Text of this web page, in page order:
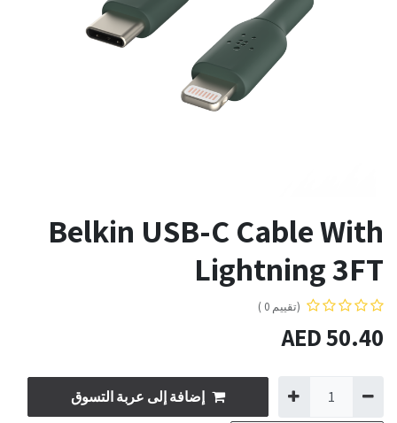
Belkin USB-C Cable With
Lightning 3FT
(تقييم 0 )
50.40
إضافة إلى عربة التسوق